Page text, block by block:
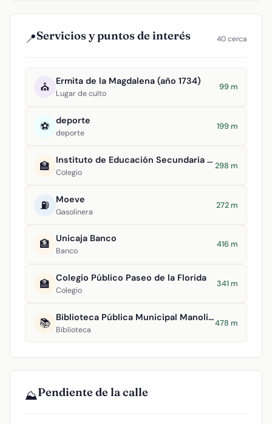
📍Servicios y puntos de interés 40 cerca
⛪ Ermita de la Magdalena (año 1734)
Lugar de culto
99 m
⚽ deporte
deporte
199 m
🏫 Instituto de Educación Secundaria Clavero Fernández de Córdova
Colegio
298 m
⛽ Moeve
Gasolinera
272 m
🏦 Unicaja Banco
Banco
416 m
🏫 Colegio Público Paseo de la Florida
Colegio
341 m
📚 Biblioteca Pública Municipal Manolita Espinosa
Biblioteca
478 m
⛰️Pendiente de la calle